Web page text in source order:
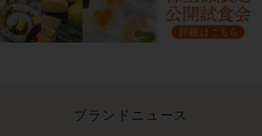
ブランドニュース